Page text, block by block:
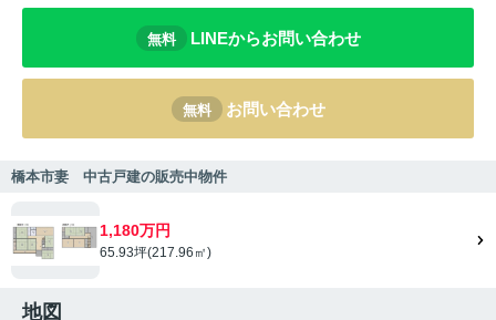
無料 LINEからお問い合わせ
無料 お問い合わせ
橋本市妻 中古戸建の販売中物件
1,180万円
65.93坪(217.96㎡)
地図